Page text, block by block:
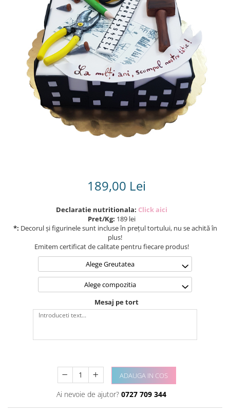
Torturi in frosting- crema pentru
Torturi cu flori
Tortulețe 1.7 kg - 2 kg
189,00 Lei
Declaratie nutritionala: Click aici
Pret/Kg: 189 lei
*: Decorul și figurinele sunt incluse în prețul tortului, nu se achită în
plus!
Emitem certificat de calitate pentru fiecare produs!
Alege Greutatea
Alege compozitia
Mesaj pe tort
ADAUGA IN COS
Ai nevoie de ajutor? 0727 709 344